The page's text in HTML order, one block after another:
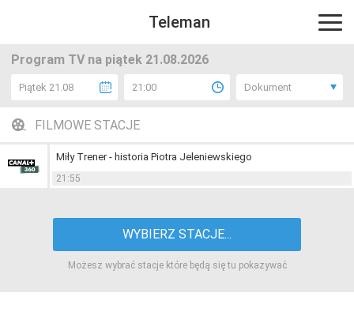
Teleman
Program TV na piątek 21.08.2026
Piątek 21.08 21:00 Dokument
FILMOWE STACJE
Miły Trener - historia Piotra Jeleniewskiego
21:55
WYBIERZ STACJE...
Możesz wybrać stacje które będą się tu pokazywać